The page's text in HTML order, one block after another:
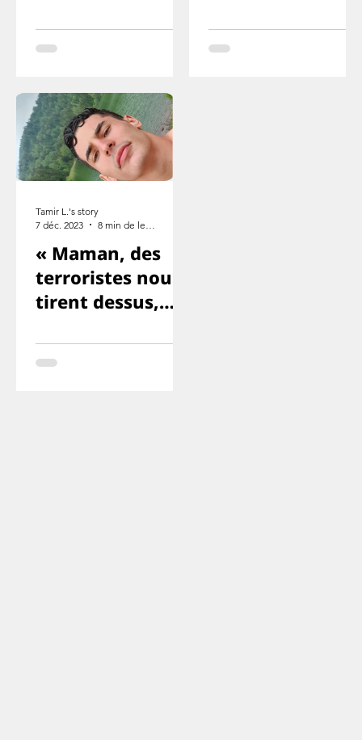
cette fois je ne
survivrai pas
quelque chose
comme ça
« Maman, des
terroristes nous
tirent dessus,
sont morts. ».
Tamir L.'s story
7 déc. 2023